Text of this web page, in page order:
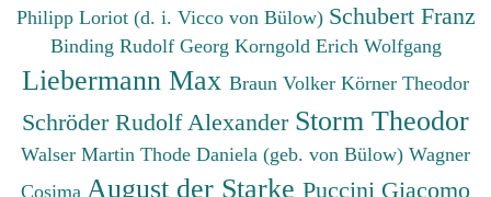
Philipp Loriot (d. i. Vicco von Bülow) Schubert Franz
Binding Rudolf Georg Korngold Erich Wolfgang
Liebermann Max Braun Volker Körner Theodor
Schröder Rudolf Alexander Storm Theodor
Walser Martin Thode Daniela (geb. von Bülow) Wagner
Cosima August der Starke Puccini Giacomo